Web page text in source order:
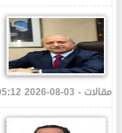
مقالات - 03-08-2026 05:12 PM